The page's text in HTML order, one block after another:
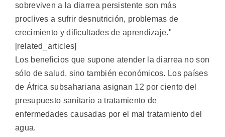
sobreviven a la diarrea persistente son más
proclives a sufrir desnutrición, problemas de
crecimiento y dificultades de aprendizaje."
[related_articles]
Los beneficios que supone atender la diarrea no son
sólo de salud, sino también económicos. Los países
de África subsahariana asignan 12 por ciento del
presupuesto sanitario a tratamiento de
enfermedades causadas por el mal tratamiento del
agua.